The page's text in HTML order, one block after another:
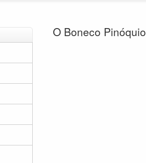
O Boneco Pinóquio